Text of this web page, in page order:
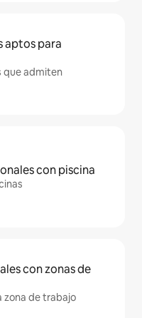
aptos para
que admiten
con piscina
con zonas de
zona de trabajo